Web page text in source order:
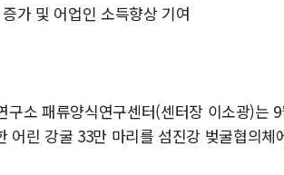
가 및 어업인 소득향상 기여
구소 패류양식연구센터(센터장 이소광)는
어린 강굴 33만 마리를 섬진강 벚굴협의체